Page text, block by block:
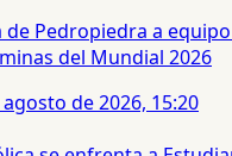
de Pedropiedra a
del Mundial 2026
de 2026, 15:20